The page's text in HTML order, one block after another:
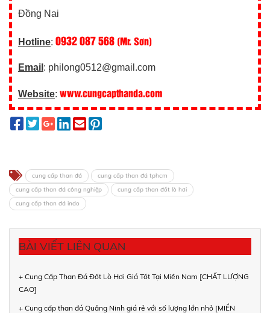
Đồng Nai
Hotline: 0932 087 568 (Mr. Sơn)
Email : philong0512@gmail.com
Website: www.cungcapthanda.com
cung cấp than đá
cung cấp than đá tphcm
cung cấp than đá công nghiệp
cung cấp than đốt lò hơi
cung cấp than đá indo
BÀI VIẾT LIÊN QUAN
+ Cung Cấp Than Đá Đốt Lò Hơi Giá Tốt Tại Miền Nam [CHẤT LƯỢNG
CAO]
+ Cung cấp than đá Quảng Ninh giá rẻ với số lượng lớn nhỏ [MIỀN